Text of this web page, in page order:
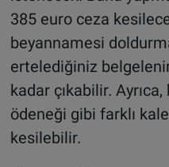
385 euro ceza
beyannamesi
ertelediğiniz
kadar çıkabilir. Ayrıca,
ödeneği gibi farklı
kesilebilir.